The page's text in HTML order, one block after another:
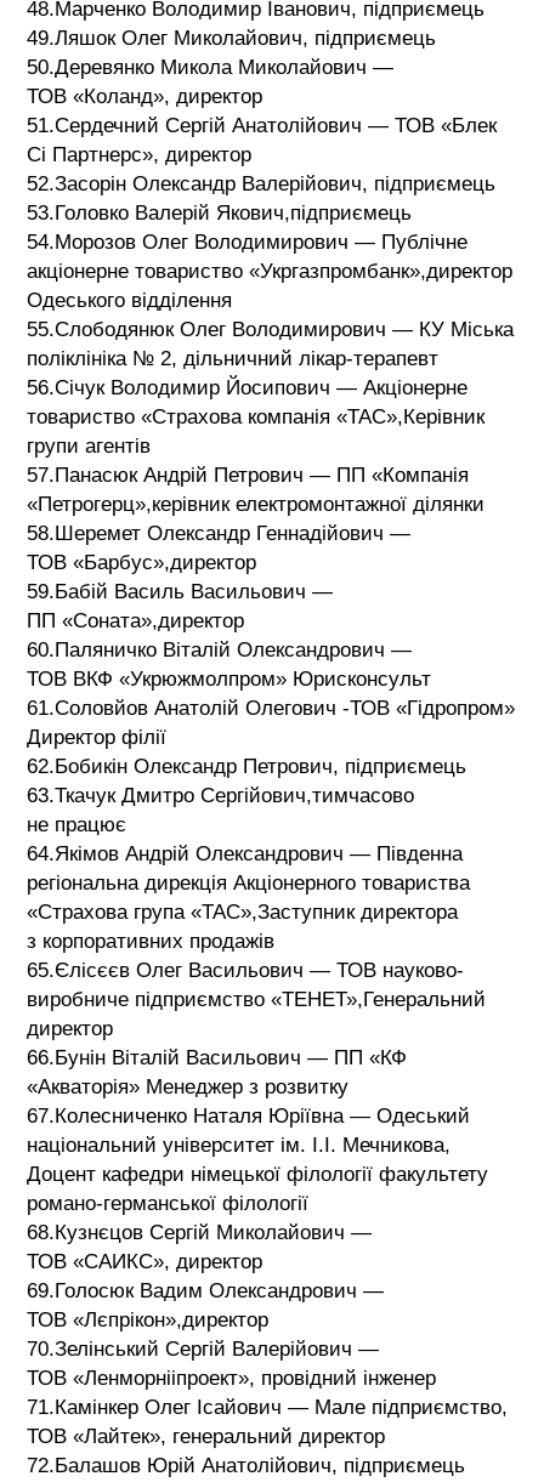
48.Марченко Володимир Іванович, підприємець
49.Ляшок Олег Миколайович, підприємець
50.Деревянко Микола Миколайович —
ТОВ «Коланд», директор
51.Сердечний Сергій Анатолійович — ТОВ «Блек
Сі Партнерс», директор
52.Засорін Олександр Валерійович, підприємець
53.Головко Валерій Якович,підприємець
54.Морозов Олег Володимирович — Публічне
акціонерне товариство «Укргазпромбанк»,директор
Одеського відділення
55.Слободянюк Олег Володимирович — КУ Міська
поліклініка № 2, дільничний лікар-терапевт
56.Січук Володимир Йосипович — Акціонерне
товариство «Страхова компанія «ТАС»,Керівник
групи агентів
57.Панасюк Андрій Петрович — ПП «Компанія
«Петрогерц»,керівник електромонтажної ділянки
58.Шеремет Олександр Геннадійович —
ТОВ «Барбус»,директор
59.Бабій Василь Васильович —
ПП «Соната»,директор
60.Паляничко Віталій Олександрович —
ТОВ ВКФ «Укрюжмолпром» Юрисконсульт
61.Соловйов Анатолій Олегович -ТОВ «Гідропром»
Директор філії
62.Бобикін Олександр Петрович, підприємець
63.Ткачук Дмитро Сергійович,тимчасово
не працює
64.Якімов Андрій Олександрович — Південна
регіональна дирекція Акціонерного товариства
«Страхова група «ТАС»,Заступник директора
з корпоративних продажів
65.Єлісєєв Олег Васильович — ТОВ науково-
виробниче підприємство «ТЕНЕТ»,Генеральний
директор
66.Бунін Віталій Васильович — ПП «КФ
«Акваторія» Менеджер з розвитку
67.Колесниченко Наталя Юріївна — Одеський
національний університет ім. І.І. Мечникова,
Доцент кафедри німецької філології факультету
романо-германської філології
68.Кузнєцов Сергій Миколайович —
ТОВ «САИКС», директор
69.Голосюк Вадим Олександрович —
ТОВ «Лєпрікон»,директор
70.Зелінський Сергій Валерійович —
ТОВ «Ленморнііпроект», провідний інженер
71.Камінкер Олег Ісайович — Мале підприємство,
ТОВ «Лайтек», генеральний директор
72.Балашов Юрій Анатолійович, підприємець